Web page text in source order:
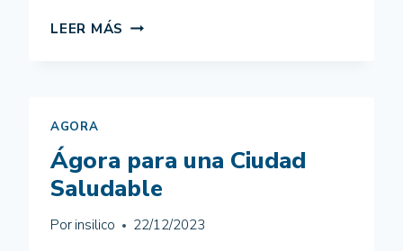
LEER MÁS “NO
SENSIBILIZACIÓN
PARA
COMBATIR
CIBERVIOLENCIA
AGORA
Ágora para una Ciudad
Saludable
Por insilico 22/12/2023